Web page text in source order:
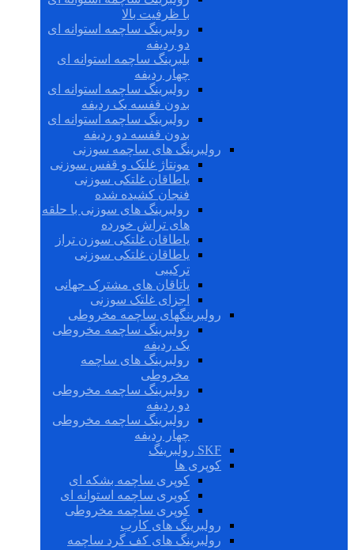
با ظرفیت بالا
رولبرینگ ساچمه استوانه ای
دو ردیفه
بلبرینگ ساچمه استوانه ای
چهار ردیفه
رولبرینگ ساچمه استوانه ای
بدون قفسه یک ردیفه
رولبرینگ ساچمه استوانه ای
بدون قفسه دو ردیفه
رولبرینگ های ساچمه سوزنی
مونتاژ غلتک و قفس سوزنی
یاطاقان غلتکی سوزنی
فنجان کشیده شده
رولبرینگ های سوزنی با حلقه
های تراش خورده
یاطاقان غلتکی سوزن تراز
یاطاقان غلتکی سوزنی
ترکیبی
یاتاقان های مشترک جهانی
اجزای غلتک سوزنی
رولبرینگهای ساچمه مخروطی
رولبرینگ ساچمه مخروطی
یک ردیفه
رولبرینگ های ساچمه
مخروطی
رولبرینگ ساچمه مخروطی
دو ردیفه
رولبرینگ ساچمه مخروطی
چهار ردیفه
SKF رولبرینگ
کوپری ها
کوپری ساچمه بشکه ای
کوپری ساچمه استوانه ای
کوپری ساچمه مخروطی
رولبرینگ های کارب
رولبرینگ های کف گرد ساچمه